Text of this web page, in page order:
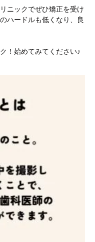
ニックでぜひ矯正を受け
ハードルも低くなり、良
！始めてみてください♪